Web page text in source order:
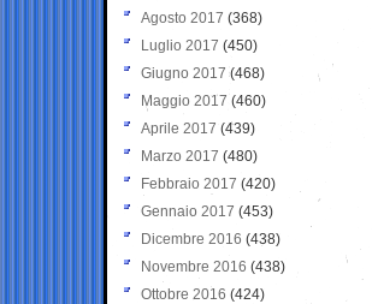
Agosto 2017 (368)
Luglio 2017 (450)
Giugno 2017 (468)
Maggio 2017 (460)
Aprile 2017 (439)
Marzo 2017 (480)
Febbraio 2017 (420)
Gennaio 2017 (453)
Dicembre 2016 (438)
Novembre 2016 (438)
Ottobre 2016 (424)